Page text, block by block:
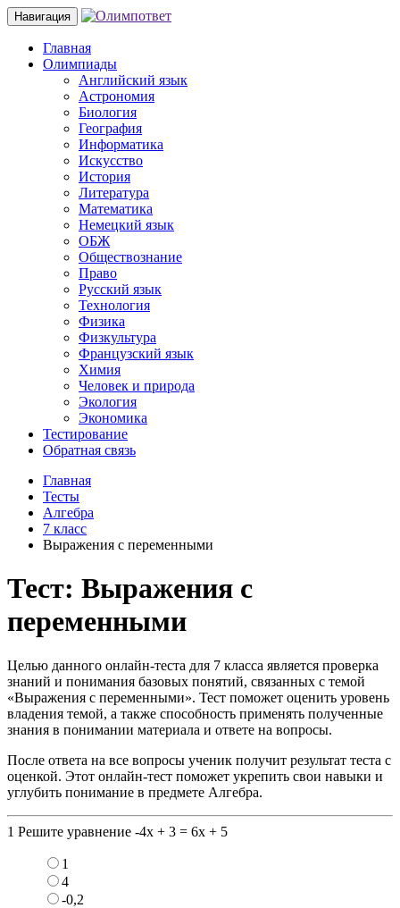
Навигация
Главная
Олимпиады
Английский язык
Астрономия
Биология
География
Информатика
Искусство
История
Литература
Математика
Немецкий язык
ОБЖ
Обществознание
Право
Русский язык
Технология
Физика
Физкультура
Французский язык
Химия
Человек и природа
Экология
Экономика
Тестирование
Обратная связь
Главная
Тесты
Алгебра
7 класс
Выражения с переменными
Тест: Выражения с
переменными
Целью данного онлайн-теста для 7 класса является проверка
знаний и понимания базовых понятий, связанных с темой
«Выражения с переменными». Тест поможет оценить уровень
владения темой, а также способность применять полученные
знания в понимании материала и ответе на вопросы.
После ответа на все вопросы ученик получит результат теста с
оценкой. Этот онлайн-тест поможет укрепить свои навыки и
углубить понимание в предмете Алгебра.
1 Решите уравнение -4х + 3 = 6х + 5
1
4
-0,2